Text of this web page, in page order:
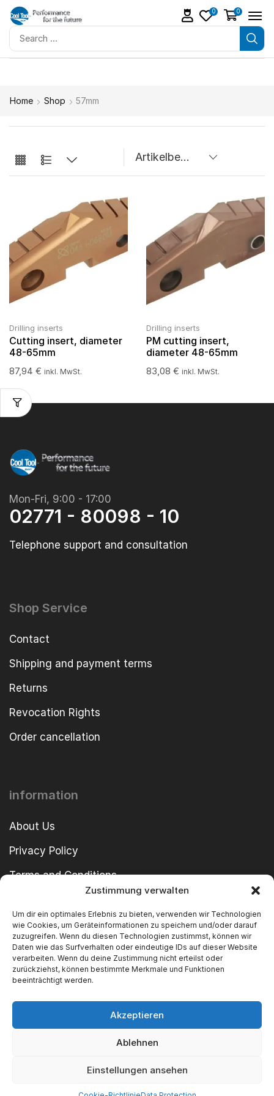
Zustimmung verwalten
Um dir ein optimales Erlebnis zu bieten, verwenden wir Technologien
wie Cookies, um Geräteinformationen zu speichern und/oder darauf
zuzugreifen. Wenn du diesen Technologien zustimmst, können wir
Daten wie das Surfverhalten oder eindeutige IDs auf dieser Website
verarbeiten. Wenn du deine Zustimmung nicht erteilst oder
zurückziehst, können bestimmte Merkmale und Funktionen
beeinträchtigt werden.
Akzeptieren
Ablehnen
Einstellungen ansehen
0 0
Home Shop 57mm
Drilling inserts
Cutting insert, diameter
48-65mm
87,94 € inkl. MwSt.
Drilling inserts
PM cutting insert,
diameter 48-65mm
83,08 € inkl. MwSt.
Mon-Fri, 9:00 - 17:00
02771 - 80098 - 10
Telephone support and consultation
Shop Service
Contact
Shipping and payment terms
Returns
Revocation Rights
Order cancellation
information
About Us
Privacy Policy
Terms and Conditions
Copyright © 2024 SWT GmbH